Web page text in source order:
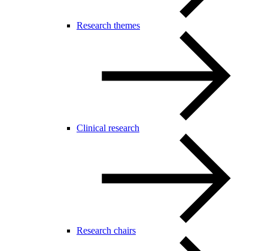
Research themes
Clinical research
Research chairs